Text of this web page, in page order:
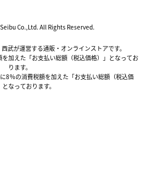
Co.,Ltd. All Rights Reserved.
武が運営する通販・オンラインストアです。
加えた「お支払い総額（税込価格）」となってお
ります。
8％の消費税額を加えた「お支払い総額（税込価
なっております。